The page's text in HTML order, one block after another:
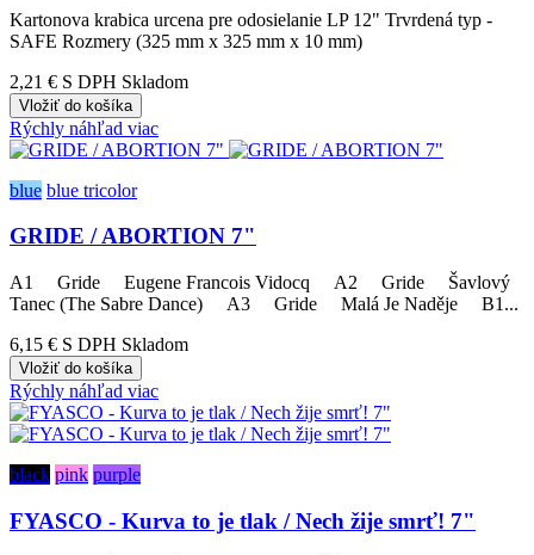
Kartonova krabica urcena pre odosielanie LP 12" Trvrdená typ -
SAFE Rozmery (325 mm x 325 mm x 10 mm)
2,21 € S DPH Skladom
Vložiť do košíka
Rýchly náhľad viac
blue blue tricolor
GRIDE / ABORTION 7"
A1 Gride Eugene Francois Vidocq A2 Gride Šavlový
Tanec (The Sabre Dance) A3 Gride Malá Je Naděje B1...
6,15 € S DPH Skladom
Vložiť do košíka
Rýchly náhľad viac
black pink purple
FYASCO - Kurva to je tlak / Nech žije smrť! 7"